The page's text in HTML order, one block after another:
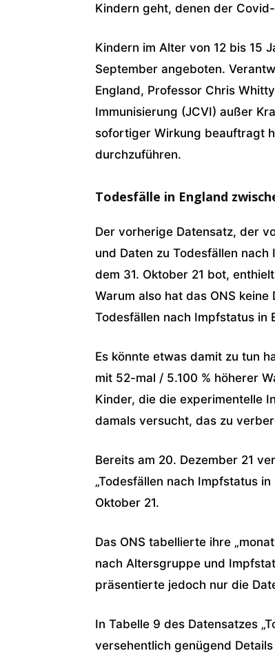
Kindern geht, denen der
Kindern im Alter von 12 bis 15
September angeboten.
England, Professor Chris
Immunisierung (JCVI) außer
sofortiger Wirkung beauftragt
durchzuführen.
Todesfälle in England
Der vorherige Datensatz, der
und Daten zu Todesfällen
dem 31. Oktober 21 bot,
Warum also hat das ONS
Todesfällen nach Impfstatus in
Es könnte etwas damit zu tun
mit 52-mal / 5.100 % höherer
Kinder, die die experimentelle
damals versucht, das zu
Bereits am 20. Dezember 21
„Todesfällen nach Impfstatus
Oktober 21.
Das ONS tabellierte ihre
nach Altersgruppe und
präsentierte jedoch nur die
In Tabelle 9 des Datensatzes
versehentlich genügend